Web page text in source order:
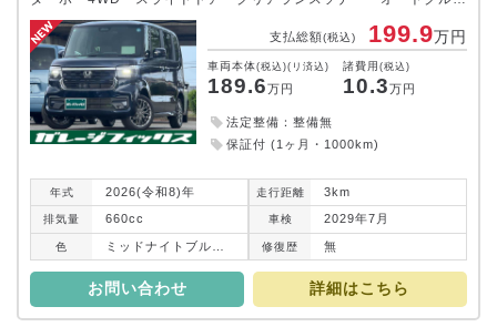
支払総額(税込) 199.9万円
車両本体(税込)(リ済込)
189.6万円
諸費用(税込)
10.3万円
法定整備：整備無
保証付 (1ヶ月・1000km)
年式 2026(令和8)年 走行距離 3km
排気量 660cc 車検 2029年7月
色 修復 歴 無
お問い合わせ 詳細はこちら